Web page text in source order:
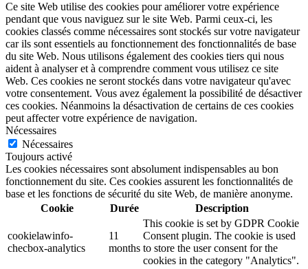
Ce site Web utilise des cookies pour améliorer votre expérience
pendant que vous naviguez sur le site Web. Parmi ceux-ci, les
cookies classés comme nécessaires sont stockés sur votre navigateur
car ils sont essentiels au fonctionnement des fonctionnalités de base
du site Web. Nous utilisons également des cookies tiers qui nous
aident à analyser et à comprendre comment vous utilisez ce site
Web. Ces cookies ne seront stockés dans votre navigateur qu'avec
votre consentement. Vous avez également la possibilité de désactiver
ces cookies. Néanmoins la désactivation de certains de ces cookies
peut affecter votre expérience de navigation.
Nécessaires
Nécessaires
Toujours activé
Les cookies nécessaires sont absolument indispensables au bon
fonctionnement du site. Ces cookies assurent les fonctionnalités de
base et les fonctions de sécurité du site Web, de manière anonyme.
Cookie
Durée Description
cookielawinfo-
checbox-analytics
11
months
This cookie is set by GDPR Cookie
Consent plugin. The cookie is used
to store the user consent for the
cookies in the category "Analytics".